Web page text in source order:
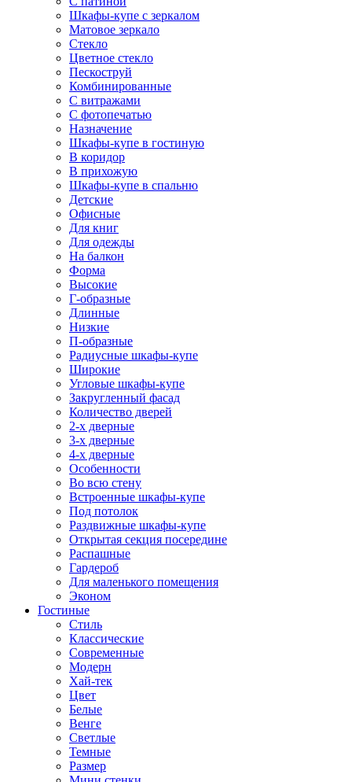
Шкафы-купе с зеркалом
Матовое зеркало
Стекло
Цветное стекло
Пескоструй
Комбинированные
С витражами
С фотопечатью
Назначение
Шкафы-купе в гостиную
В коридор
В прихожую
Шкафы-купе в спальню
Детские
Офисные
Для книг
Для одежды
На балкон
Форма
Высокие
Г-образные
Длинные
Низкие
П-образные
Радиусные шкафы-купе
Широкие
Угловые шкафы-купе
Закругленный фасад
Количество дверей
2-х дверные
3-х дверные
4-х дверные
Особенности
Во всю стену
Встроенные шкафы-купе
Под потолок
Раздвижные шкафы-купе
Открытая секция посередине
Распашные
Гардероб
Для маленького помещения
Эконом
Гостиные
Стиль
Классические
Современные
Модерн
Хай-тек
Цвет
Белые
Венге
Светлые
Темные
Размер